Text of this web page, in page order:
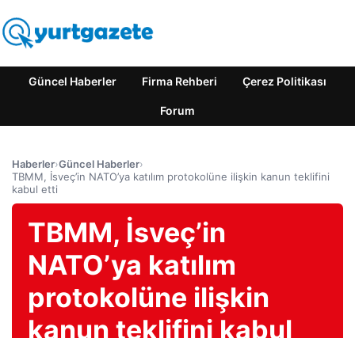
Güncel Haberler Firma Rehberi Çerez Politikası
Forum
Haberler›Güncel Haberler›
TBMM, İsveç’in NATO’ya katılım protokolüne ilişkin kanun teklifini
kabul etti
TBMM, İsveç’in
NATO’ya katılım
protokolüne ilişkin
kanun teklifini kabul